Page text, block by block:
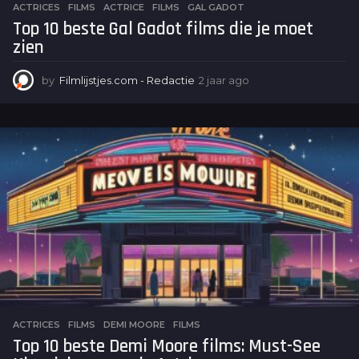
ACTRICES ,FILMS ACTRICE ,FILMS ,GAL GADOT
Top 10 beste Gal Gadot films die je moet
zien
by Filmlijstjes.com - Redactie 2 jaar ago
a
r
a
g
o
ACTRICES ,FILMS DEMI MOORE ,FILMS
Top 10 beste Demi Moore films: Must-See